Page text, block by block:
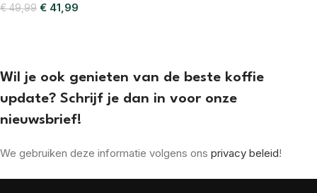
€49,99 € 41,99
Wil je ook genieten van de beste koffie
update? Schrijf je dan in voor onze
nieuwsbrief!
We gebruiken deze informatie volgens ons privacy beleid!